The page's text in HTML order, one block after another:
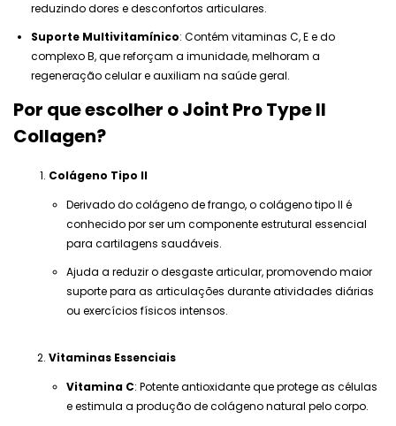
reduzindo dores e desconfortos articulares.
Suporte Multivitamínico: Contém vitaminas C, E e do
complexo B, que reforçam a imunidade, melhoram a
regeneração celular e auxiliam na saúde geral.
Por que escolher o Joint Pro Type II
Collagen?
Colágeno Tipo II
Derivado do colágeno de frango, o colágeno tipo II é
conhecido por ser um componente estrutural essencial
para cartilagens saudáveis.
Ajuda a reduzir o desgaste articular, promovendo maior
suporte para as articulações durante atividades diárias
ou exercícios físicos intensos.
Vitaminas Essenciais
Vitamina C: Potente antioxidante que protege as células
e estimula a produção de colágeno natural pelo corpo.